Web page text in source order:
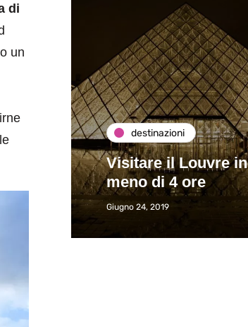
di
un
destinazioni
Visitare il Louvre in
meno di 4 ore
Giugno 24, 2019